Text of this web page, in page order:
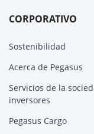
CORPORATIVO
Sostenibilidad
Acerca de Pegasus
Servicios de la
inversores
Pegasus Cargo